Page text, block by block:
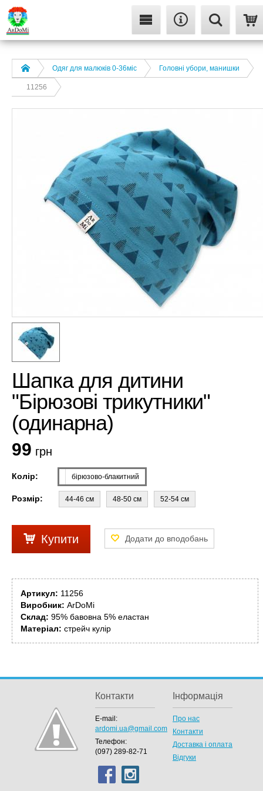
Одяг для малюків 0-36міс Головні убори, манишки
11256
Шапка для дитини
"Бірюзові трикутники"
(одинарна)
99 грн
Колір: бірюзово-блакитний
Розмір: 44-46 см 48-50 см 52-54 см
Купити
Артикул: 11256
Виробник: ArDoMi
Склад: 95% бавовна 5% еластан
Матеріал: стрейч кулір
Контакти
E-mail:
ardomi.ua@gmail.com
Телефон:
(097) 289-82-71
Інформація
Про нас
Контакти
Доставка і оплата
Відгуки